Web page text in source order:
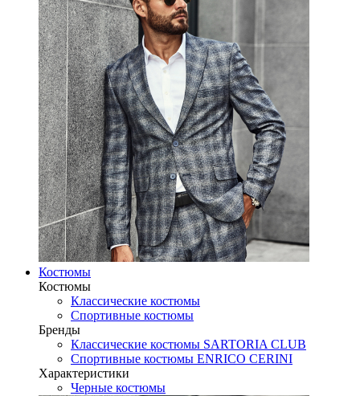
Костюмы
Костюмы
Классические костюмы
Спортивные костюмы
Бренды
Классические костюмы SARTORIA CLUB
Спортивные костюмы ENRICO CERINI
Характеристики
Черные костюмы